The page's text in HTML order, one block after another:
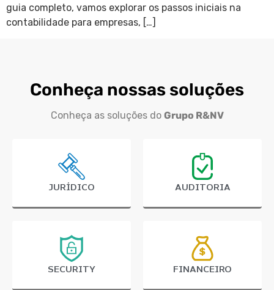
guia completo, vamos explorar os passos iniciais na
contabilidade para empresas, […]
Conheça nossas soluções
Conheça as soluções do Grupo R&NV
JURÍDICO AUDITORIA
SECURITY FINANCEIRO